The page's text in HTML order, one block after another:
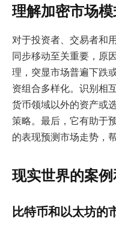
理解加密市场
对于投资者、交易者和
同步移动至关重要，原
理，突显市场普遍下跌
资组合多样化。识别相
货币领域以外的资产或
策略。最后，它有助于
的表现预测市场走势，
现实世界的案
比特币和以太坊的